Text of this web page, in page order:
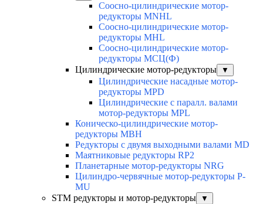
Соосно-цилиндрические мотор-
редукторы MNHL
Соосно-цилиндрические мотор-
редукторы MHL
Соосно-цилиндрические мотор-
редукторы МСЦ(Ф)
Цилиндрические мотор-редукторы
▼
Цилиндрические насадные мотор-
редукторы MPD
Цилиндрические с паралл. валами
мотор-редукторы MPL
Коническо-цилиндрические мотор-
редукторы MBH
Редукторы с двумя выходными валами MD
Маятниковые редукторы RP2
Планетарные мотор-редукторы NRG
Цилиндро-червячные мотор-редукторы P-
MU
STM редукторы и мотор-редукторы
▼